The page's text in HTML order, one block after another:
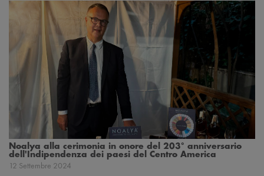
Noalya alla cerimonia in onore del 203° anniversario
dell'Indipendenza dei paesi del Centro America
12 Settembre 2024